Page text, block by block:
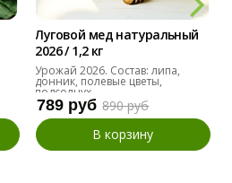
Луговой мед натуральный
2026 / 1,2 кг
Урожай 2026. Состав: липа,
донник, полевые цветы,
подсолнух
789 руб 890 руб
В корзину